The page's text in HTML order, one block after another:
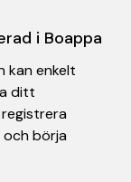
i Boappa
kan enkelt
ditt
och börja